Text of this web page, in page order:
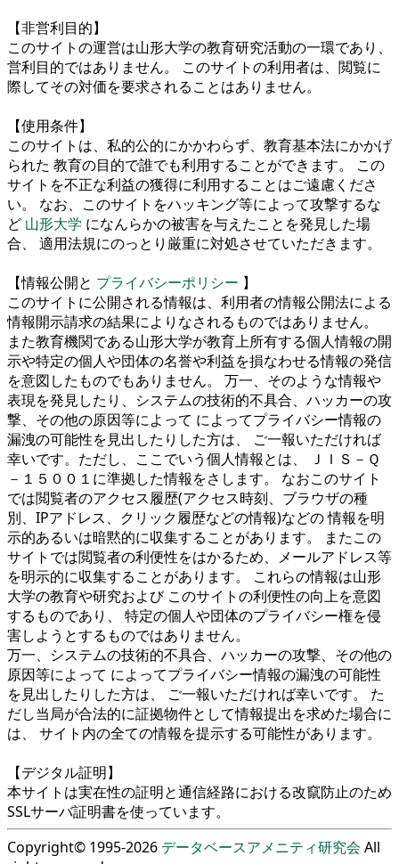
【非営利目的】
このサイトの運営は山形大学の教育研究活動の一環であり、
営利目的ではありません。 このサイトの利用者は、閲覧に
際してその対価を要求されることはありません。
【使用条件】
このサイトは、私的公的にかかわらず、教育基本法にかかげ
られた 教育の目的で誰でも利用することができます。 この
サイトを不正な利益の獲得に利用することはご遠慮くださ
い。 なお、このサイトをハッキング等によって攻撃するな
ど 山形大学 になんらかの被害を与えたことを発見した場
合、 適用法規にのっとり厳重に対処させていただきます。
【情報公開と プライバシーポリシー 】
このサイトに公開される情報は、利用者の情報公開法による
情報開示請求の結果によりなされるものではありません。
また教育機関である山形大学が教育上所有する個人情報の開
示や特定の個人や団体の名誉や利益を損なわせる情報の発信
を意図したものでもありません。 万一、そのような情報や
表現を発見したり、システムの技術的不具合、ハッカーの攻
撃、その他の原因等によって によってプライバシー情報の
漏洩の可能性を見出したりした方は、 ご一報いただければ
幸いです。ただし、ここでいう個人情報とは、 ＪＩＳ－Ｑ
－１５００１に準拠した情報をさします。 なおこのサイト
では閲覧者のアクセス履歴(アクセス時刻、ブラウザの種
別、IPアドレス、クリック履歴などの情報)などの 情報を明
示的あるいは暗黙的に収集することがあります。 またこの
サイトでは閲覧者の利便性をはかるため、メールアドレス等
を明示的に収集することがあります。 これらの情報は山形
大学の教育や研究および このサイトの利便性の向上を意図
するものであり、 特定の個人や団体のプライバシー権を侵
害しようとするものではありません。
万一、システムの技術的不具合、ハッカーの攻撃、その他の
原因等によって によってプライバシー情報の漏洩の可能性
を見出したりした方は、 ご一報いただければ幸いです。 た
だし当局が合法的に証拠物件として情報提出を求めた場合に
は、 サイト内の全ての情報を提示する可能性があります。
【デジタル証明】
本サイトは実在性の証明と通信経路における改竄防止のため
SSLサーバ証明書を使っています。
Copyright© 1995-2026 データベースアメニティ研究会 All